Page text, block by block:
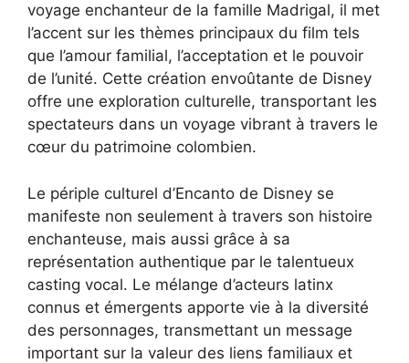
voyage enchanteur de la famille Madrigal, il met
l’accent sur les thèmes principaux du film tels
que l’amour familial, l’acceptation et le pouvoir
de l’unité. Cette création envoûtante de Disney
offre une exploration culturelle, transportant les
spectateurs dans un voyage vibrant à travers le
cœur du patrimoine colombien.
Le périple culturel d’Encanto de Disney se
manifeste non seulement à travers son histoire
enchanteuse, mais aussi grâce à sa
représentation authentique par le talentueux
casting vocal. Le mélange d’acteurs latinx
connus et émergents apporte vie à la diversité
des personnages, transmettant un message
important sur la valeur des liens familiaux et